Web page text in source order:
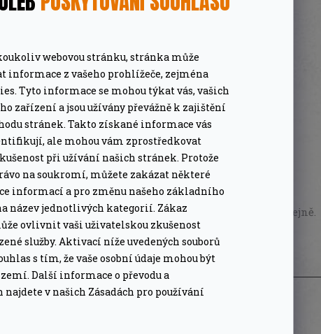
webovou stránku, stránka může
informace z vašeho prohlížeče, zejména
Tyto informace se mohou týkat vás, vašich
zařízení a jsou užívány převážně k zajištění
stránek. Takto získané informace vás
ale mohou vám zprostředkovat
při užívání našich stránek. Protože
na soukromí, můžete zakázat některé
informací a pro změnu našeho základního
název jednotlivých kategorií. Zákaz
ovlivnit vaši uživatelskou zkušenost
služby. Aktivací níže uvedených souborů
s tím, že vaše osobní údaje mohou být
Další informace o převodu a
v našich Zásadách pro používání
tis. Kč.
MÁTE DOPRAVU ZDARMA
Při objednávce nad 2 000 Kč
PROFESIONÁLNÍ PORADENSTVÍ
Poradíme online i osobně na prodejně.